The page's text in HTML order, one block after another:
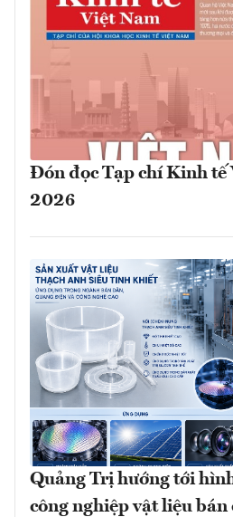
Đón đọc Tạp chí Kinh tế
2026
Quảng Trị hướng tới
công nghiệp vật liệu bán